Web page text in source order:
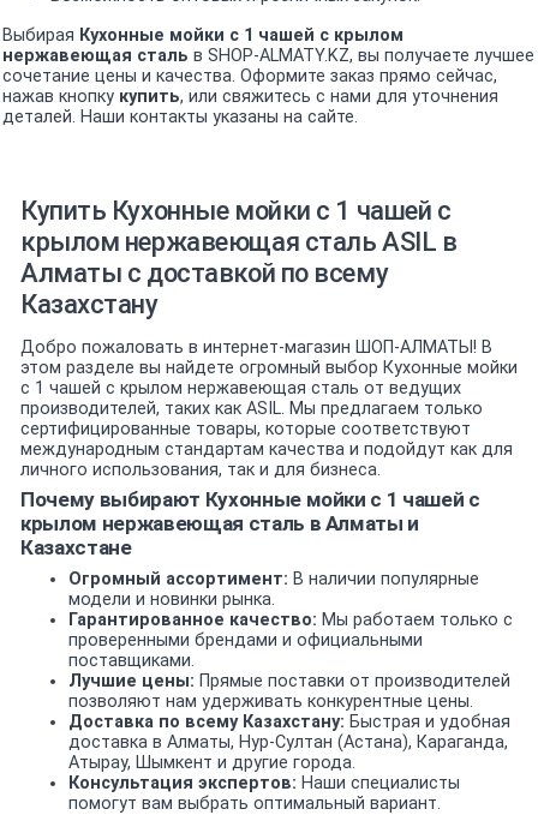
Выбирая Кухонные мойки с 1 чашей c крылом
нержавеющая сталь в SHOP-ALMATY.KZ, вы получаете лучшее
сочетание цены и качества. Оформите заказ прямо сейчас,
нажав кнопку купить, или свяжитесь с нами для уточнения
деталей. Наши контакты указаны на сайте.
Купить Кухонные мойки с 1 чашей c
крылом нержавеющая сталь ASIL в
Алматы с доставкой по всему
Казахстану
Добро пожаловать в интернет-магазин ШОП-АЛМАТЫ! В
этом разделе вы найдете огромный выбор Кухонные мойки
с 1 чашей c крылом нержавеющая сталь от ведущих
производителей, таких как ASIL. Мы предлагаем только
сертифицированные товары, которые соответствуют
международным стандартам качества и подойдут как для
личного использования, так и для бизнеса.
Почему выбирают Кухонные мойки с 1 чашей c
крылом нержавеющая сталь в Алматы и
Казахстане
Огромный ассортимент: В наличии популярные
модели и новинки рынка.
Гарантированное качество: Мы работаем только с
проверенными брендами и официальными
поставщиками.
Лучшие цены: Прямые поставки от производителей
позволяют нам удерживать конкурентные цены.
Доставка по всему Казахстану: Быстрая и удобная
доставка в Алматы, Нур-Султан (Астана), Караганда,
Атырау, Шымкент и другие города.
Консультация экспертов: Наши специалисты
помогут вам выбрать оптимальный вариант.